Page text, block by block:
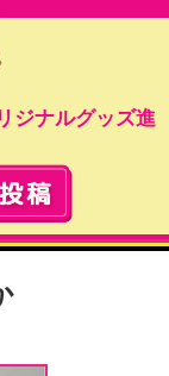
ジナルグッズ進